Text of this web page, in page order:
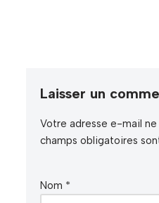
Laisser un
Votre adresse e-mail ne
champs obligatoires
Nom *